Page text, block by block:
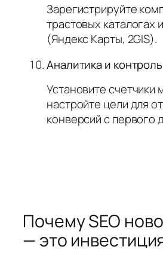
Зарегистрируйте
трастовых каталогах
(Яндекс Карты, 2GIS).
Аналитика и контроль
Установите счетчики
настройте цели для
конверсий с первого
Почему SEO
— это